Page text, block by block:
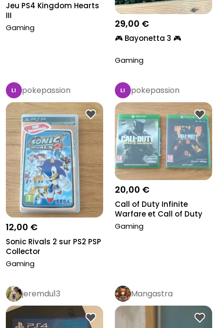
Jeu PS4 Kingdom Hearts
III
Gaming
29,00 €
🎮 Bayonetta 3 🎮
Gaming
pokepassion
12,00 €
Sonic Rivals 2 sur PS2 PSP
Collector
Gaming
pokepassion
20,00 €
Call of Duty Infinite
Warfare et Call of Duty
Blac...
Gaming
jeremdu13 Mangastra